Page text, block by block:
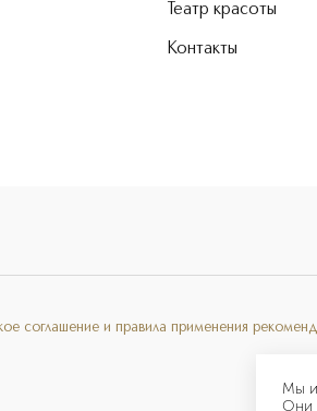
Мы
Они
Театр красоты
Контакты
соглашение и правила применения